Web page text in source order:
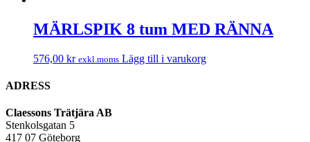
MÄRLSPIK 8 tum MED RÄNNA
576,00 kr exkl.moms Lägg till i varukorg
ADRESS
Claessons Trätjära AB
Stenkolsgatan 5
417 07 Göteborg